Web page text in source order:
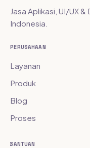
Jasa Aplikasi, UI/UX
Indonesia.
PERUSAHAAN
Layanan
Produk
Blog
Proses
BANTUAN